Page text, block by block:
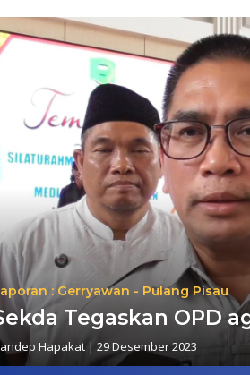
: Gerryawan - Pulang Pisau
Tegaskan OPD
Hapakat | 29 Desember 2023